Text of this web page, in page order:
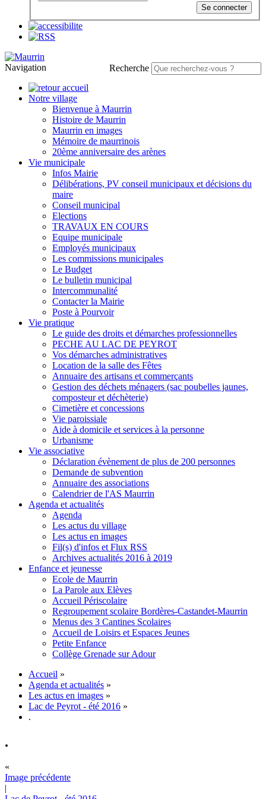
Se connecter
Recherche
Navigation
Notre village
Bienvenue à Maurrin
Histoire de Maurrin
Maurrin en images
Mémoire de maurrinois
20ème anniversaire des arènes
Vie municipale
Infos Mairie
Délibérations, PV conseil municipaux et décisions du
maire
Conseil municipal
Elections
TRAVAUX EN COURS
Equipe municipale
Employés municipaux
Les commissions municipales
Le Budget
Le bulletin municipal
Intercommunalité
Contacter la Mairie
Poste à Pourvoir
Vie pratique
Le guide des droits et démarches professionnelles
PECHE AU LAC DE PEYROT
Vos démarches administratives
Location de la salle des Fêtes
Annuaire des artisans et commerçants
Gestion des déchets ménagers (sac poubelles jaunes,
composteur et déchèterie)
Cimetière et concessions
Vie paroissiale
Aide à domicile et services à la personne
Urbanisme
Vie associative
Déclaration évènement de plus de 200 personnes
Demande de subvention
Annuaire des associations
Calendrier de l'AS Maurrin
Agenda et actualités
Agenda
Les actus du village
Les actus en images
Fil(s) d'infos et Flux RSS
Archives actualités 2016 à 2019
Enfance et jeunesse
Ecole de Maurrin
La Parole aux Elèves
Accueil Périscolaire
Regroupement scolaire Bordères-Castandet-Maurrin
Menus des 3 Cantines Scolaires
Accueil de Loisirs et Espaces Jeunes
Petite Enfance
Collège Grenade sur Adour
Accueil »
Agenda et actualités »
Les actus en images »
Lac de Peyrot - été 2016 »
.
.
«
Image précédente
|